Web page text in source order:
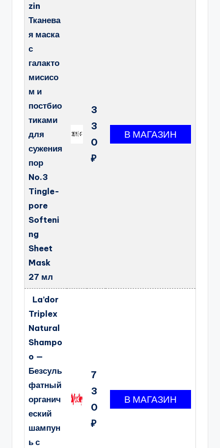
zin
Тканева
я маска
с
галакто
мисисо
м и
постбио
тиками
для
сужения
пор
No.3
Tingle-
pore
Softeni
ng
Sheet
Mask
27 мл
3
3
0
₽
La’dor
Triplex
Natural
Shampo
o —
Безсуль
фатный
органич
еский
шампун
ь с
7
3
0
₽